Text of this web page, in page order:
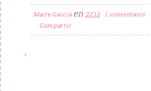
Maite Garcia en22:12
1 comentario:
Compartir
‹